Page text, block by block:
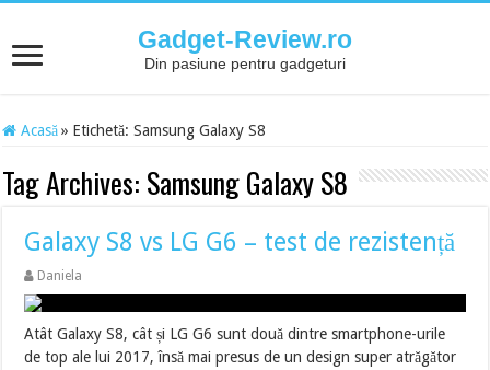
Gadget-Review.ro
Din pasiune pentru gadgeturi
Acasă » Etichetă:Samsung Galaxy S8
Tag Archives: Samsung Galaxy S8
Galaxy S8 vs LG G6 – test de rezistență
Daniela
Atât Galaxy S8, cât și LG G6 sunt două dintre smartphone-urile
de top ale lui 2017, însă mai presus de un design super atrăgător